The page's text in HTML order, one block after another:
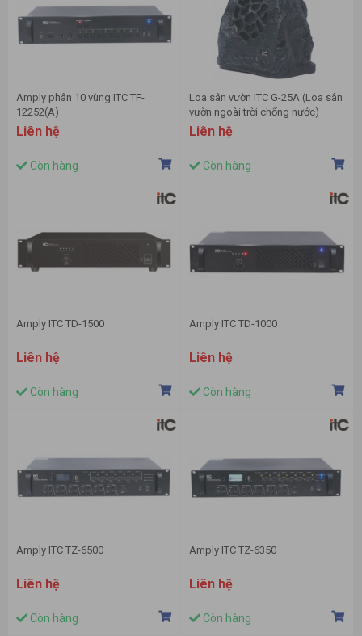
Amply phân 10 vùng ITC TF-
12252(A)
Liên hệ
Còn hàng
Loa sân vườn ITC G-25A (Loa sân
vườn ngoài trời chống nước)
Liên hệ
Còn hàng
Amply ITC TD-1500
Liên hệ
Còn hàng
Amply ITC TD-1000
Liên hệ
Còn hàng
Amply ITC TZ-6500
Liên hệ
Còn hàng
Amply ITC TZ-6350
Liên hệ
Còn hàng